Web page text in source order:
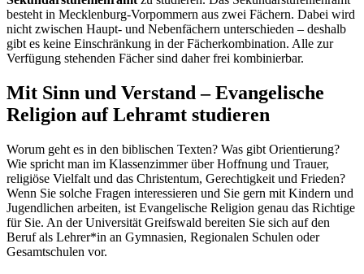
besteht in Mecklenburg-Vorpommern aus zwei Fächern. Dabei wird
nicht zwischen Haupt- und Nebenfächern unterschieden – deshalb
gibt es keine Einschränkung in der Fächerkombination. Alle zur
Verfügung stehenden Fächer sind daher frei kombinierbar.
Mit Sinn und Verstand – Evangelische
Religion auf Lehramt studieren
Worum geht es in den biblischen Texten? Was gibt Orientierung?
Wie spricht man im Klassenzimmer über Hoffnung und Trauer,
religiöse Vielfalt und das Christentum, Gerechtigkeit und Frieden?
Wenn Sie solche Fragen interessieren und Sie gern mit Kindern und
Jugendlichen arbeiten, ist Evangelische Religion genau das Richtige
für Sie. An der Universität Greifswald bereiten Sie sich auf den
Beruf als Lehrer*in an Gymnasien, Regionalen Schulen oder
Gesamtschulen vor.